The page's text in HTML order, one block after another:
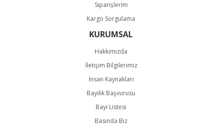
Siparişlerim
Kargo Sorgulama
KURUMSAL
Hakkımızda
İletişim Bilgilerimiz
İnsan Kaynakları
Bayilik Başvurusu
Bayi Listesi
Basında Biz